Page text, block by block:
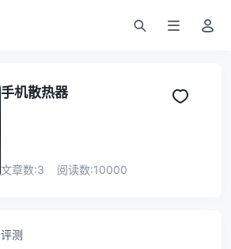
手机散热器
文章数:3 阅读数:10000
评测